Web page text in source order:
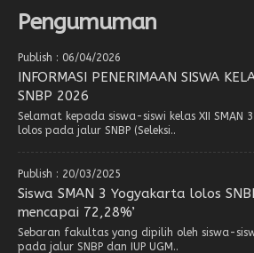
Pengumuman
Publish : 06/04/2026
INFORMASI PENERIMAAN SISWA
SNBP 2026
Selamat kepada siswa-siswi kelas XII SMAN
lolos pada jalur SNBP (Seleksi..
Publish : 20/03/2025
Siswa SMAN 3 Yogyakarta lolos
mencapai 72,28%’
Sebaran fakultas yang dipilih oleh siswa-
pada jalur SNBP dan IUP UGM..